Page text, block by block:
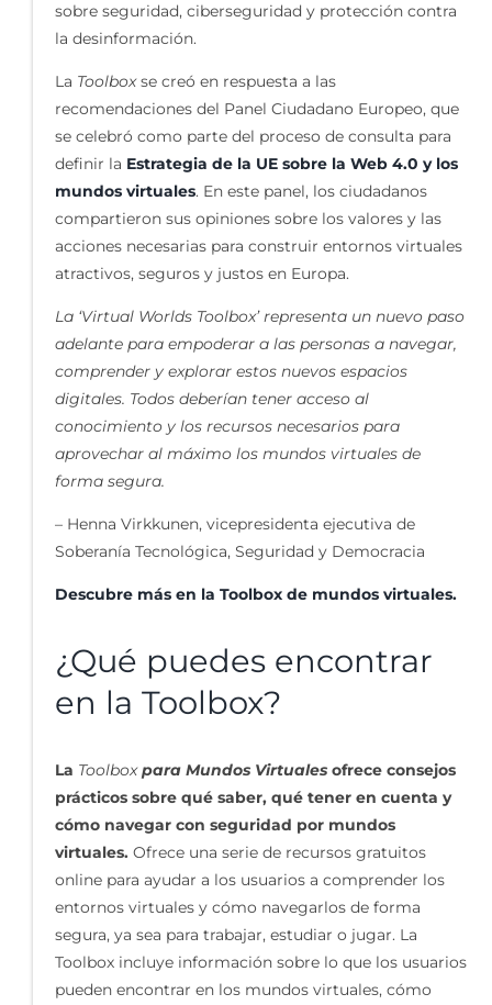
sobre seguridad, ciberseguridad y protección contra
la desinformación.
La Toolboxse creó en respuesta a las
recomendaciones del Panel Ciudadano Europeo, que
se celebró como parte del proceso de consulta para
definir la Estrategia de la UE sobre la Web 4.0 y los
mundos virtuales. En este panel, los ciudadanos
compartieron sus opiniones sobre los valores y las
acciones necesarias para construir entornos virtuales
atractivos, seguros y justos en Europa.
La ‘Virtual Worlds Toolbox’ representa un nuevo paso
adelante para empoderar a las personas a navegar,
comprender y explorar estos nuevos espacios
digitales. Todos deberían tener acceso al
conocimiento y los recursos necesarios para
aprovechar al máximo los mundos virtuales de
forma segura.
– Henna Virkkunen, vicepresidenta ejecutiva de
Soberanía Tecnológica, Seguridad y Democracia
Descubre más en la Toolbox de mundos virtuales.
¿Qué puedes encontrar
en la Toolbox?
La Toolboxpara Mundos Virtuales ofrece consejos
prácticos sobre qué saber, qué tener en cuenta y
cómo navegar con seguridad por mundos
virtuales. Ofrece una serie de recursos gratuitos
online para ayudar a los usuarios a comprender los
entornos virtuales y cómo navegarlos de forma
segura, ya sea para trabajar, estudiar o jugar. La
Toolbox incluye información sobre lo que los usuarios
pueden encontrar en los mundos virtuales, cómo